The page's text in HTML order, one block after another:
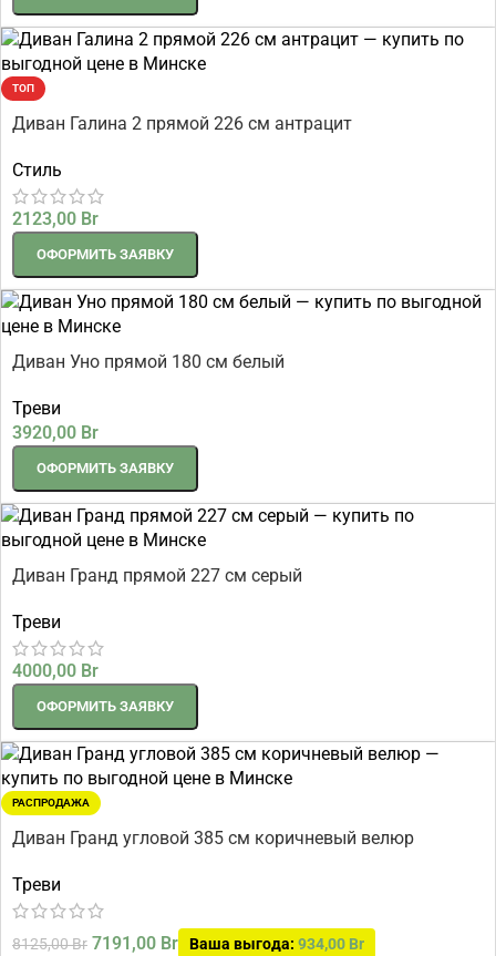
ТОП
Диван Галина 2 прямой 226 см антрацит
Стиль
2123,00 Br
ОФОРМИТЬ ЗАЯВКУ
Диван Уно прямой 180 см белый
Треви
3920,00 Br
ОФОРМИТЬ ЗАЯВКУ
Диван Гранд прямой 227 см серый
Треви
4000,00 Br
ОФОРМИТЬ ЗАЯВКУ
РАСПРОДАЖА
Диван Гранд угловой 385 см коричневый велюр
Треви
8125,00Br 7191,00 Br Ваша выгода: 934,00 Br